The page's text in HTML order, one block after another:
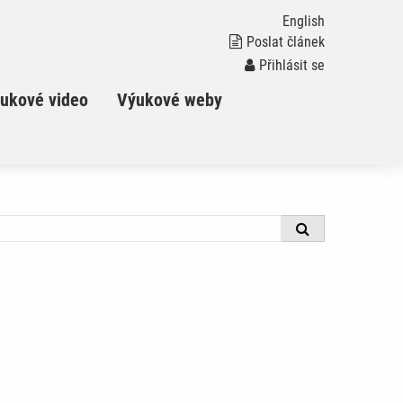
English
Poslat článek
Přihlásit se
video
Výukové weby